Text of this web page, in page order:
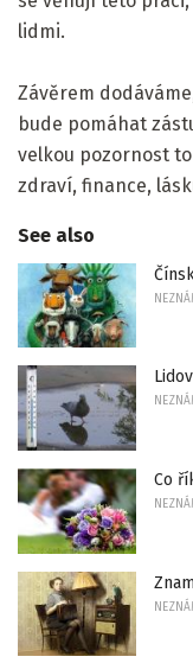
lidmi.
Závěrem
bude pomáhat
velkou pozornost
zdraví, finance,
See also
Co